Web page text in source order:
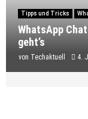
Tipps und Tricks
WhatsApp
geht’s
von Techaktuell 4.